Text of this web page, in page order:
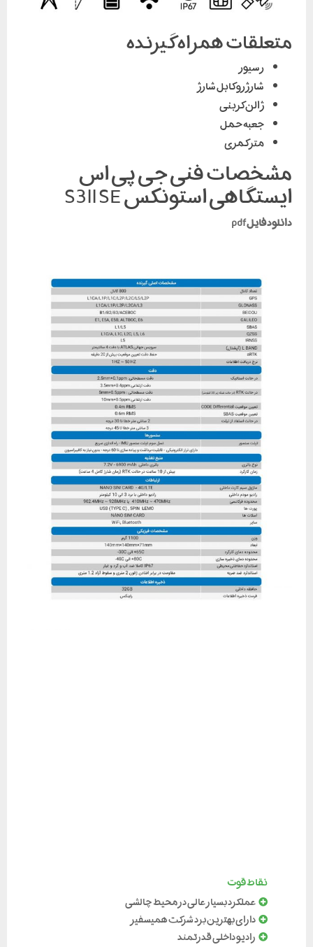
متعلقات همراه گیرنده
رسیور
شارژرو کابل شارژ
ژالن کربنی
جعبه حمل
متر کمری
مشخصات فنی جی پی اس
ایستگاهی استونکس S3ll SE
دانلود فایل pdf
نقاط قوت
عملکرد بسیار عالی در محیط چالشی
دارای بهترین برد شرکت همیسفیر
رادیو داخلی قدرتمند